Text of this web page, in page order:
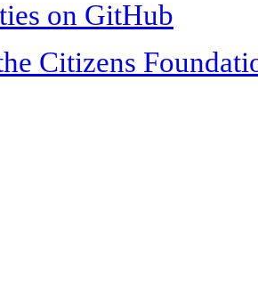
on GitHub
Citizens